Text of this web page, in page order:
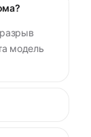
модель